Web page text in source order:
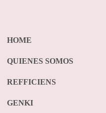
HOME
QUIENES SOMOS
REFFICIENS
GENKI